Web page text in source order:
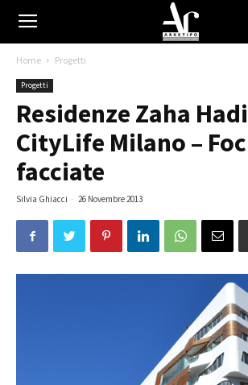
Home Progetti
Progetti
Residenze Zaha
CityLife Milano –
facciate
Silvia Ghiacci - 26 Novembre 2013